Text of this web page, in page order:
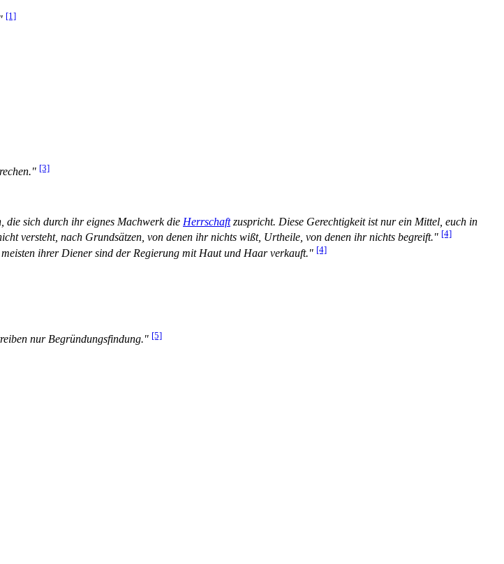
[1]
[3]
die sich durch ihr eignes Machwerk die Herrschaftzuspricht. Diese Gerechtigkeit ist nur ein Mittel, euch in
versteht, nach Grundsätzen, von denen ihr nichts wißt, Urtheile, von denen ihr nichts begreift." [4]
ihrer Diener sind der Regierung mit Haut und Haar verkauft." [4]
treiben nur Begründungsfindung." [5]